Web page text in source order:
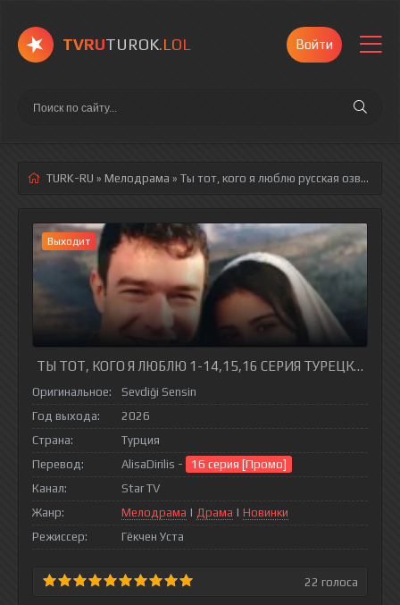
TVRUTUROK.LOL Войти
TURK-RU » Мелодрама » Ты тот, кого я люблю русская озвучка полностью смотреть онлайн!
Выходит
ТЫ ТОТ, КОГО Я ЛЮБЛЮ 1-14,15,16 СЕРИЯ ТУРЕЦКИЙ
Оригинальное:
Sevdiği Sensin
Год выхода:
2026
Страна:
Турция
Перевод:
AlisaDirilis -
16 серия [Промо]
Канал:
Star TV
Жанр:
Мелодрама | Драма | Новинки
Режиссер:
Гёкчен Уста
22 голоса